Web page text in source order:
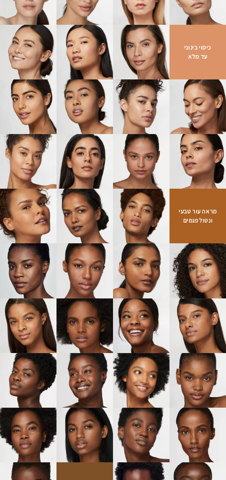
*בהתאם לתקן ISO 16128. ממקורות צמחיים, ממקורות מינרליים שאינם כימיקלים
אפליקטור בלעדירך למגע, מעוצב בצורת קצה אצבע
כיסוי
קליל
גימור
זוהר טבעי במיוחד
עובדות על הפורמולה
נבדק דרמטולוגית
נבדק אופתלמולוגיתאינו גורם להתפרצות אקנה, אינו סותם
נקבוביות
נטול ניחוח סינתטי
כיסוי בינוני
עד מלא
מראה עור טבעי
ונטול פגמים